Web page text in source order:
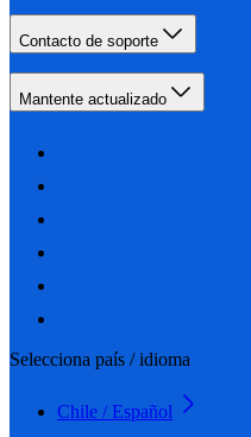
Contacto de soporte
Mantente actualizado
Selecciona país / idioma
Chile / Español